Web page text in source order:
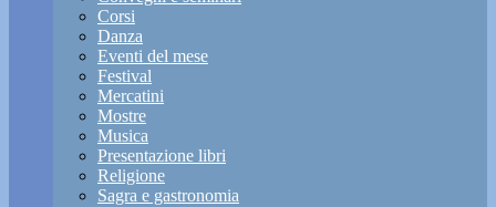
Corsi
Danza
Eventi del mese
Festival
Mercatini
Mostre
Musica
Presentazione libri
Religione
Sagra e gastronomia